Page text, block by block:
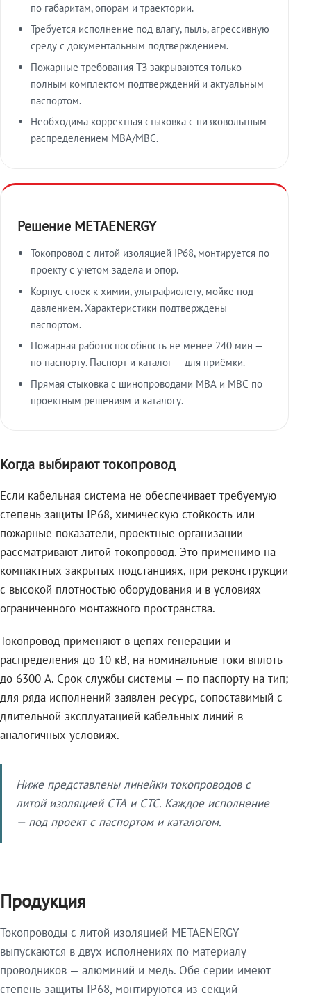
по габаритам, опорам и траектории.
Требуется исполнение под влагу, пыль, агрессивную
среду с документальным подтверждением.
Пожарные требования ТЗ закрываются только
полным комплектом подтверждений и актуальным
паспортом.
Необходима корректная стыковка с низковольтным
распределением МВА/МВС.
Решение METAENERGY
Токопровод с литой изоляцией IP68, монтируется по
проекту с учётом задела и опор.
Корпус стоек к химии, ультрафиолету, мойке под
давлением. Характеристики подтверждены
паспортом.
Пожарная работоспособность не менее 240 мин —
по паспорту. Паспорт и каталог — для приёмки.
Прямая стыковка с шинопроводами МВА и МВС по
проектным решениям и каталогу.
Когда выбирают токопровод
Если кабельная система не обеспечивает требуемую
степень защиты IP68, химическую стойкость или
пожарные показатели, проектные организации
рассматривают литой токопровод. Это применимо на
компактных закрытых подстанциях, при реконструкции
с высокой плотностью оборудования и в условиях
ограниченного монтажного пространства.
Токопровод применяют в цепях генерации и
распределения до 10 кВ, на номинальные токи вплоть
до 6300 А. Срок службы системы — по паспорту на тип;
для ряда исполнений заявлен ресурс, сопоставимый с
длительной эксплуатацией кабельных линий в
аналогичных условиях.
Ниже представлены линейки токопроводов с
литой изоляцией СТА и СТС. Каждое исполнение
— под проект с паспортом и каталогом.
Продукция
Токопроводы с литой изоляцией METAENERGY
выпускаются в двух исполнениях по материалу
проводников — алюминий и медь. Обе серии имеют
степень защиты IP68, монтируются из секций